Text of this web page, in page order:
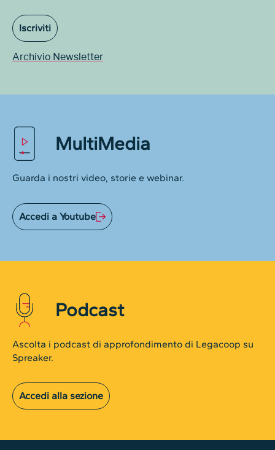
Iscriviti
Archivio Newsletter
MultiMedia
Guarda i nostri video, storie e webinar.
Accedi a Youtube
Podcast
Ascolta i podcast di approfondimento di Legacoop su
Spreaker.
Accedi alla sezione